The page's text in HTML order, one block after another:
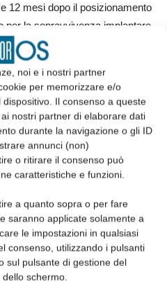
noi e i nostri partner
per memorizzare e/o
Il consenso a queste
nostri partner di elaborare dati
durante la navigazione o gli ID
annunci (non)
o ritirare il consenso può
caratteristiche e funzioni.
a quanto sopra o per fare
saranno applicate solamente a
le impostazioni in qualsiasi
consenso, utilizzando i pulsanti
sul pulsante di gestione del
schermo.
12 mesi dopo il posizionamento
per la sopravvivenza implantare
e l’assenza di zona
assenza di suppurazione e
valutato dall’assenza di
acrilica. La sopravvivenza
l’assenza di mobilità implantare,
al momento
è stato definito come la
perdita di osso minore di 1.5
panoramiche subito dopo la